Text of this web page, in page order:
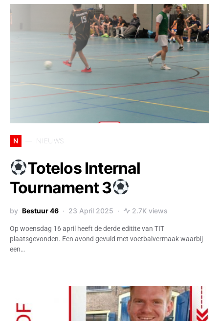
N NIEUWS
Totelos Internal
Tournament 3
by Bestuur 46 23 April 2025 2.7K views
Op woensdag 16 april heeft de derde editite van TIT
plaatsgevonden. Een avond gevuld met voetbalvermaak waarbij
een…